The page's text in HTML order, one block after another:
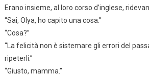
Erano insieme, al loro corso d’inglese,
“Sai, Olya, ho capito una cosa.”
“Cosa?”
“La felicità non è sistemare gli errori del
ripeterli.”
“Giusto, mamma.”